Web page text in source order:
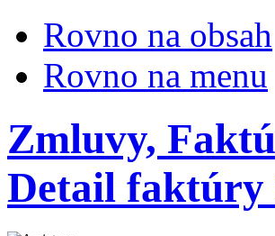
Rovno na obsah
Rovno na menu
Zmluvy,
Detail faktúry